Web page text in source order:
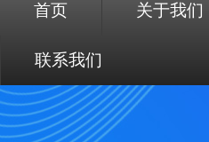
首页 关于我们
联系我们